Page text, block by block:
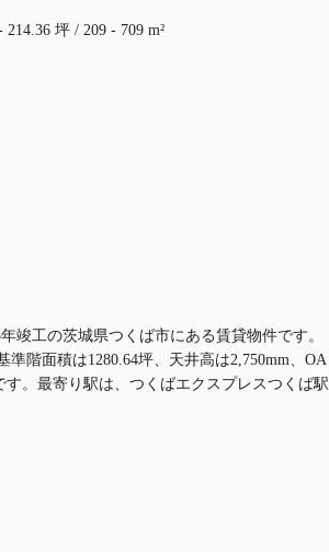
こちらへ
214.36 坪 / 209 - 709 m²
年竣工の茨城県つくば市にある賃貸物件です。
準階面積は1280.64坪、天井高は2,750mm、OA
す。最寄り駅は、つくばエクスプレスつくば駅